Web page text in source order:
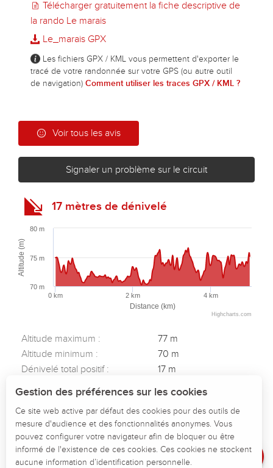
Dénivelé
Télécharger gratuitement la fiche descriptive de
la rando Le marais
Le_marais GPX
Les fichiers GPX / KML vous permettent d'exporter le
tracé de votre randonnée sur votre GPS (ou autre outil
de navigation) Comment utiliser les traces GPX / KML ?
Voir tous les avis
Signaler un problème sur le circuit
17 mètres de dénivelé
Distance (km)
Altitude (m)
0 km 2 km 4 km
70 m
75 m
80 m
Highcharts.com
Altitude maximum :
77 m
Altitude minimum :
70 m
Dénivelé total positif :
17 m
Dénivelé total négatif :
Dénivelé positif maximum :
Dénivelé négatif maximum :
-5 m
Gestion des préférences sur les cookies
Ce site web active par défaut des cookies pour des outils de
mesure d'audience et des fonctionnalités anonymes. Vous
pouvez configurer votre navigateur afin de bloquer ou être
informé de l'existence de ces cookies. Ces cookies ne stockent
aucune information d’identification personnelle.